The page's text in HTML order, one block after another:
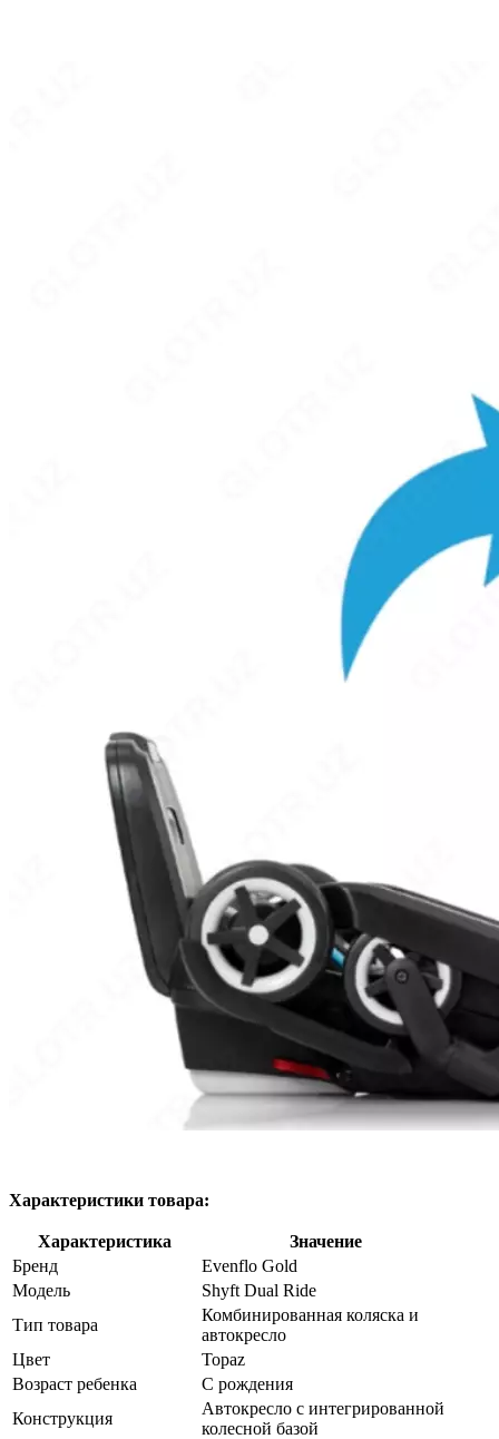
Характеристики товара:
Характеристика
Значение
Бренд
Evenflo Gold
Модель
Shyft Dual Ride
Тип товара
Комбинированная коляска и
автокресло
Цвет
Topaz
Возраст ребенка
С рождения
Конструкция
Автокресло с интегрированной
колесной базой